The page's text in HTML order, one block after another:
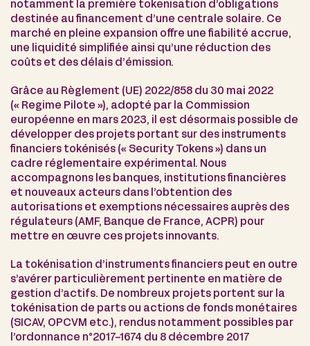
notamment la première tokenisation d’obligations
destinée au financement d’une centrale solaire. Ce
marché en pleine expansion offre une fiabilité accrue,
une liquidité simplifiée ainsi qu’une réduction des
coûts et des délais d’émission.
Grâce au Règlement (UE) 2022/858 du 30 mai 2022
(« Regime Pilote »), adopté par la Commission
européenne en mars 2023, il est désormais possible de
développer des projets portant sur des instruments
financiers tokénisés (« Security Tokens ») dans un
cadre réglementaire expérimental. Nous
accompagnons les banques, institutions financières
et nouveaux acteurs dans l’obtention des
autorisations et exemptions nécessaires auprès des
régulateurs (AMF, Banque de France, ACPR) pour
mettre en œuvre ces projets innovants.
La tokénisation d’instruments financiers peut en outre
s’avérer particulièrement pertinente en matière de
gestion d’actifs. De nombreux projets portent sur la
tokénisation de parts ou actions de fonds monétaires
(SICAV, OPCVM etc.), rendus notamment possibles par
l’ordonnance n°2017-1674 du 8 décembre 2017